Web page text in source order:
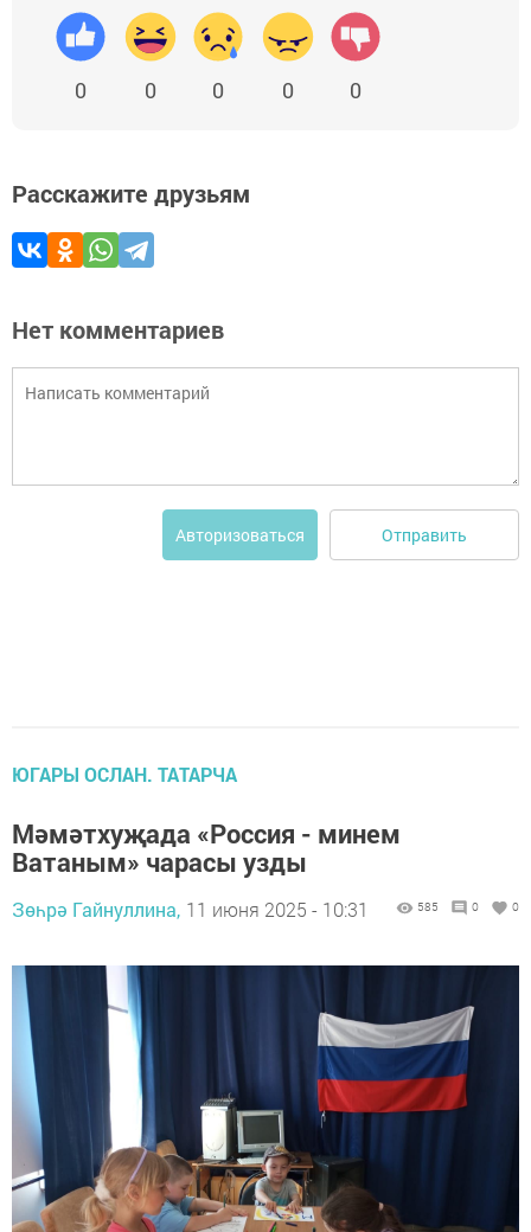
0 0 0 0 0
Расскажите друзьям
Нет комментариев
Авторизоваться Отправить
ЮГАРЫ ОСЛАН. ТАТАРЧА
Мәмәтхуҗада «Россия - минем
Ватаным» чарасы узды
Зөһрә Гайнуллина, 11 июня 2025 - 10:31 585 0 0